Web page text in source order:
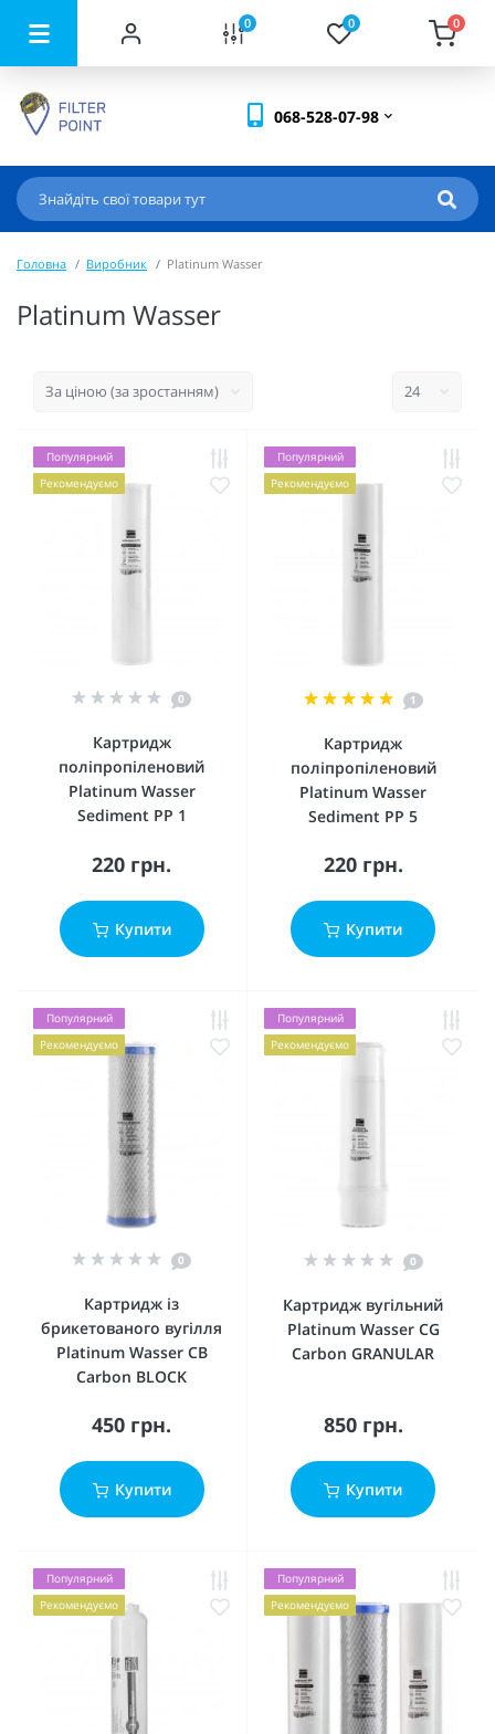
0 0 0
068-528-07-98
Головна Виробник Platinum Wasser
Platinum Wasser
Популярний
Рекомендуємо
0
Картридж
поліпропіленовий
Platinum Wasser
Sediment PP 1
220 грн.
Купити
Популярний
Рекомендуємо
1
Картридж
поліпропіленовий
Platinum Wasser
Sediment PP 5
220 грн.
Купити
Популярний
Рекомендуємо
0
Картридж із
брикетованого вугілля
Platinum Wasser CB
Carbon BLOCK
450 грн.
Купити
Популярний
Рекомендуємо
0
Картридж вугільний
Platinum Wasser CG
Carbon GRANULAR
850 грн.
Купити
Популярний
Рекомендуємо
Популярний
Рекомендуємо